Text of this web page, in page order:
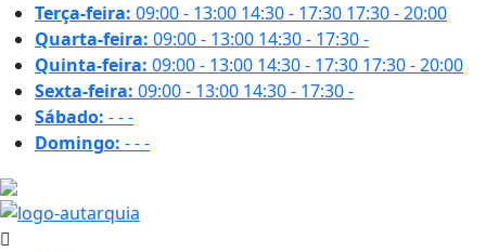
Terça-feira: 09:00 - 13:00 14:30 - 17:30 17:30 - 20:00
Quarta-feira: 09:00 - 13:00 14:30 - 17:30-
Quinta-feira: 09:00 - 13:00 14:30 - 17:30 17:30 - 20:00
Sexta-feira: 09:00 - 13:00 14:30 - 17:30-
Sábado: ---
Domingo: ---